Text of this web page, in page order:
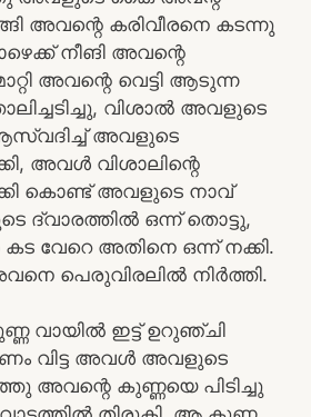
അവന്റെ കരിവീരനെ കടന്നു
നീങി അവന്റെ
അവന്റെ വെട്ടി ആടുന്ന
വിശാൽ അവളുടെ
അവളുടെ
അവൾ വിശാലിന്റെ
കൊണ്ട് അവളുടെ നാവ്
ദ്വാരത്തിൽ ഒന്ന് തൊട്ടു,
കട വേറെ അതിനെ ഒന്ന് നക്കി.
പെരുവിരലിൽ നിർത്തി.
വായിൽ ഇട്ട് ഉറുഞ്ചി
വിട്ട അവൾ അവളുടെ
അവന്റെ കുണ്ണയെ പിടിച്ചു